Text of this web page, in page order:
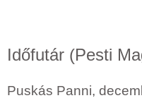
Időfutár (Pesti
Puskás Panni,